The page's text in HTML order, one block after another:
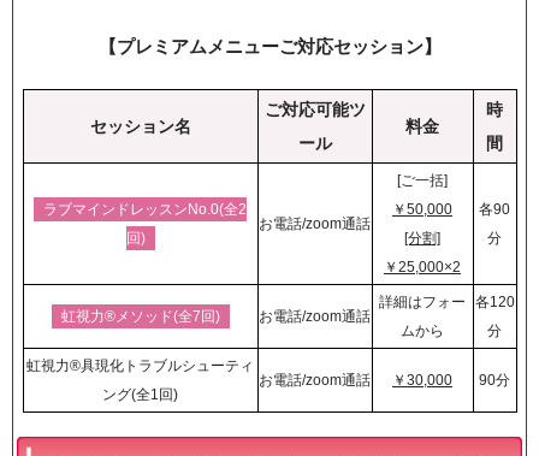
【プレミアムメニューご対応セッション】
セッション名
ご対応可能ツ
ール
料金
時
間
ラブマインドレッスンNo.0(全2
回)
お電話/zoom通話
[ご一括]
￥50,000
[分割]
￥25,000×2
各90
分
虹視力®︎メソッド(全7回) お電話/zoom通話
詳細はフォー
ムから
各120
分
虹視力®︎具現化トラブルシューティ
ング(全1回)
お電話/zoom通話 ￥30,000 90分